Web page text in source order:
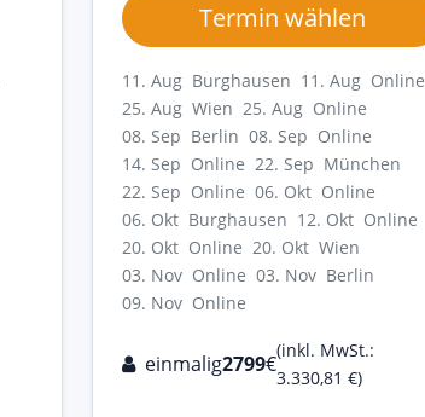
Termin wählen
11. Aug Burghausen 11. Aug Online
25. Aug Wien 25. Aug Online
08. Sep Berlin 08. Sep Online
14. Sep Online 22. Sep München
22. Sep Online 06. Okt Online
06. Okt Burghausen 12. Okt Online
20. Okt Online 20. Okt Wien
03. Nov Online 03. Nov Berlin
09. Nov Online
einmalig2799€
(inkl. MwSt.:
3.330,81 €)